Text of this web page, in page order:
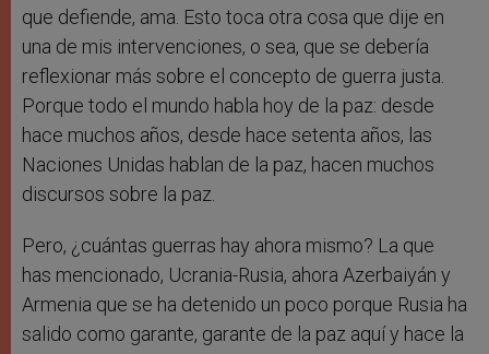
que defiende, ama. Esto toca otra cosa que dije en
una de mis intervenciones, o sea, que se debería
reflexionar más sobre el concepto de guerra justa.
Porque todo el mundo habla hoy de la paz: desde
hace muchos años, desde hace setenta años, las
Naciones Unidas hablan de la paz, hacen muchos
discursos sobre la paz.
Pero, ¿cuántas guerras hay ahora mismo? La que
has mencionado, Ucrania-Rusia, ahora Azerbaiyán y
Armenia que se ha detenido un poco porque Rusia ha
salido como garante, garante de la paz aquí y hace la